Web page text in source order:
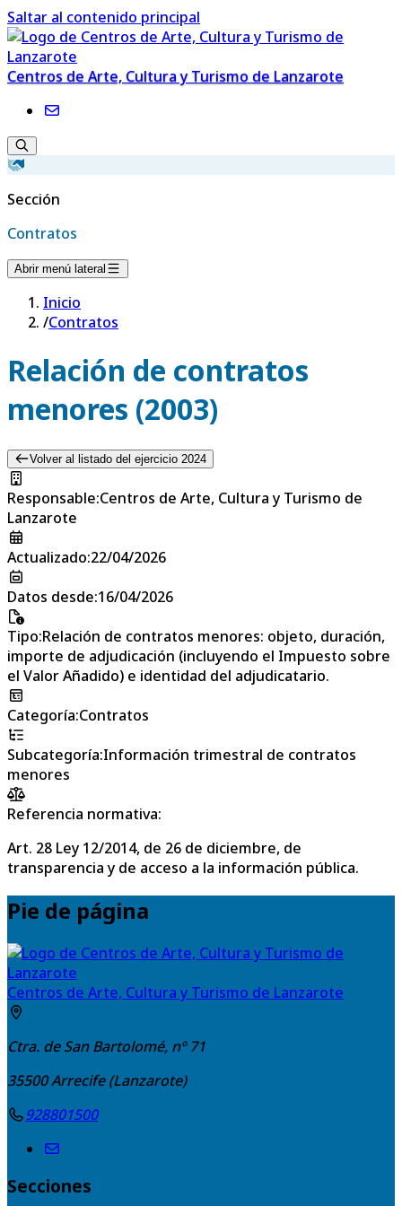
Saltar al contenido principal
Centros de Arte, Cultura y Turismo de Lanzarote
Sección
Contratos
Abrir menú lateral
Inicio
/Contratos
Relación de contratos
menores (2003)
Volver al listado del ejercicio 2024
Responsable:Centros de Arte, Cultura y Turismo de
Lanzarote
Actualizado:22/04/2026
Datos desde:16/04/2026
Tipo:Relación de contratos menores: objeto, duración,
importe de adjudicación (incluyendo el Impuesto sobre
el Valor Añadido) e identidad del adjudicatario.
Categoría:Contratos
Subcategoría:Información trimestral de contratos
menores
Referencia normativa:
Art. 28 Ley 12/2014, de 26 de diciembre, de
transparencia y de acceso a la información pública.
Pie de página
Centros de Arte, Cultura y Turismo de Lanzarote
Ctra. de San Bartolomé, nº 71
35500Arrecife (Lanzarote)
928801500
Secciones